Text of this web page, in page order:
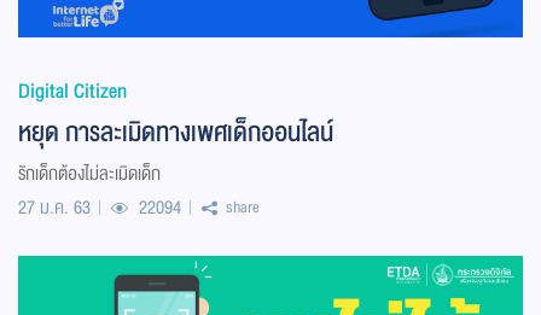
Digital Citizen
หยุด การละเมิดทางเพศเด็กออนไลน์
รักเด็กต้องไม่ละเมิดเด็ก
27 ม.ค. 63
22094 share